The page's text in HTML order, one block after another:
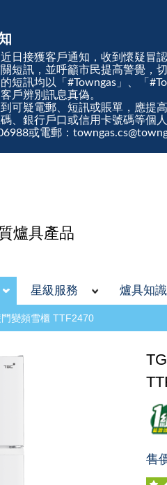
日接獲客戶通知，收到懷疑冒
短訊，並呼籲市民提高警覺，
短訊均以「#Towngas」、「
戶辨別訊息真偽。
可疑電郵、短訊或賬單，應提
、銀行戶口或信用卡號碼等個
或電郵：
爐具產品
星級服務 爐具知識
變頻雪櫃 TTF2470
售